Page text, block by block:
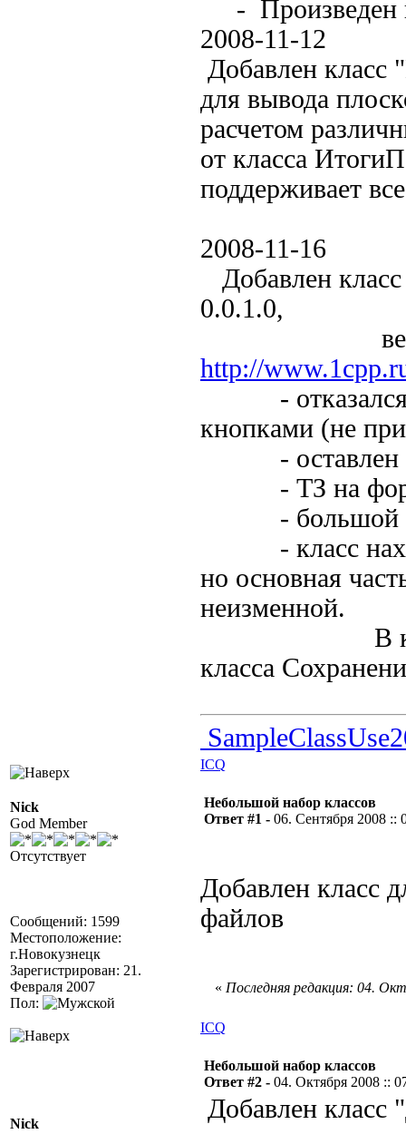
- Произведен
2008-11-12
Добавлен класс
для вывода
расчетом
от класса
поддерживает
2008-11-16
Добавлен
0.0.1.0,
ветка для
http://
- отказался
кнопками (не
- оставлен
- ТЗ на форме
- большой
- класс
но основная
неизменной.
В классе
класса
ICQ
Nick
God Member
Отсутствует
Сообщений: 1599
Местоположение:
г.Новокузнецк
Зарегистрирован: 21.
Февраля 2007
Пол:
Небольшой набор классов
Ответ #1 - 06. Сентября 2008 ::
Добавлен класс
файлов
« Последняя редакция: 04.
ICQ
Nick
Небольшой набор классов
Ответ #2 - 04. Октября 2008 ::
Добавлен класс